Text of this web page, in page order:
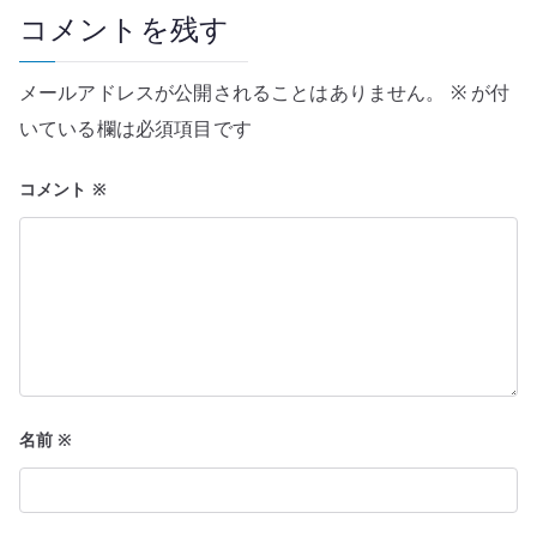
ー
シ
ョ
ン
コメントを残す
メールアドレスが公開されることはありません。 ※が付
いている欄は必須項目です
コメント ※
名前※